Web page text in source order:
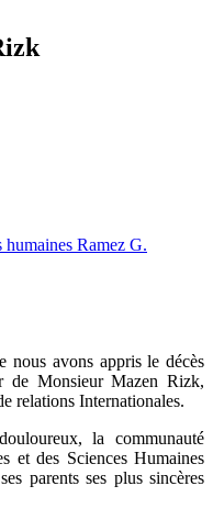
humaines Ramez G.
nous avons appris le décès
de Monsieur Mazen Rizk,
relations Internationales.
la communauté
et des Sciences Humaines
parents ses plus sincères